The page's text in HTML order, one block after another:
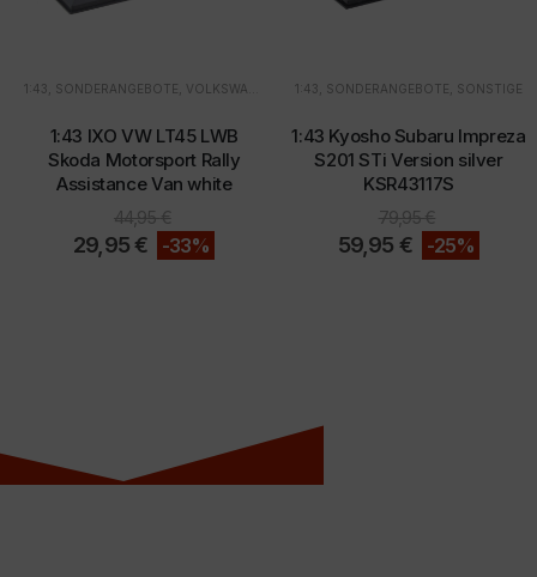
1:43 SONDERANGEBOTE VOLKSWAGEN
1:43 IXO VW LT45 LWB
Skoda Motorsport Rally
Assistance Van white
44,95€
29,95€ -33%
1:43 SONDERANGEBOTE SONSTIGE
1:43 Kyosho Subaru Impreza
S201 STi Version silver
KSR43117S
79,95€
59,95 € -25%